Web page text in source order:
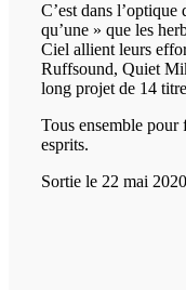
C’est dans
qu’une » que les
Ciel allient leurs
Ruffsound, Quiet
long projet de 14
Tous ensemble pour
esprits.
Sortie le 22 mai 2020